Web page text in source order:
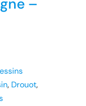
, Drouot,